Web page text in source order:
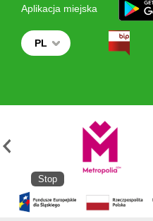
Aplikacja miejska
PL
Stop